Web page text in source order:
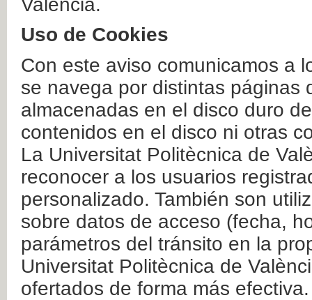
Valencia.
Uso de Cookies
Con este aviso comunicamos a
se navega por distintas páginas
almacenadas en el disco duro
contenidos en el disco ni otras
La Universitat Politècnica de
reconocer a los usuarios
personalizado. También son
sobre datos de acceso (fecha,
parámetros del tránsito en la
Universitat Politècnica de
ofertados de forma más efectiva.